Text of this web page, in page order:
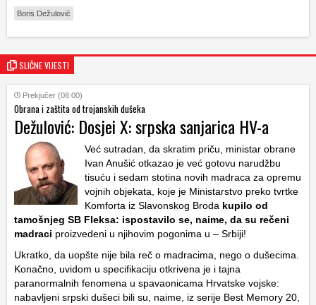
Boris Dežulović
SLIČNE VIJESTI
Prekjučer (08:00)
Obrana i zaštita od trojanskih dušeka
Dežulović: Dosjei X: srpska sanjarica HV-a
Već sutradan, da skratim priču, ministar obrane
Ivan Anušić otkazao je već gotovu narudžbu
tisuću i sedam stotina novih madraca za opremu
vojnih objekata, koje je Ministarstvo preko tvrtke
Komforta iz Slavonskog Broda kupilo od
tamošnjeg SB Fleksa: ispostavilo se, naime, da su rečeni
madraci proizvedeni u njihovim pogonima u – Srbiji!
Ukratko, da uopšte nije bila reč o madracima, nego o dušecima.
Konačno, uvidom u specifikaciju otkrivena je i tajna
paranormalnih fenomena u spavaonicama Hrvatske vojske:
nabavljeni srpski dušeci bili su, naime, iz serije Best Memory 20,